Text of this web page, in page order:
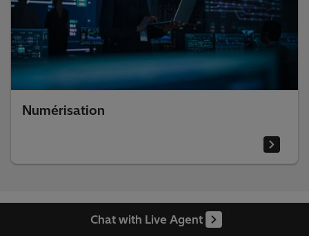
Chat with Live Agent